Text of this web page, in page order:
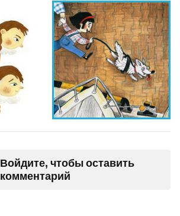
Войдите, чтобы оставить
комментарий